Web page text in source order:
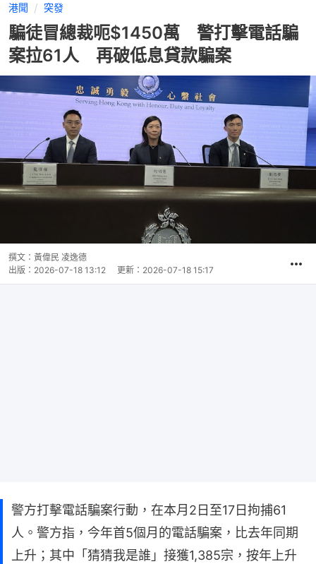
港聞 突發
騙徒冒總裁呃$1450萬 警打擊電話騙
案拉61人 再破低息貸款騙案
撰文： 黃偉民 凌逸德
出版： 2026-07-18 13:12 更新： 2026-07-18 15:17
警方打擊電話騙案行動，在本月2日至17日拘捕61
人。警方指，今年首5個月的電話騙案，比去年同期
上升；其中「猜猜我是誰」接獲1,385宗，按年上升